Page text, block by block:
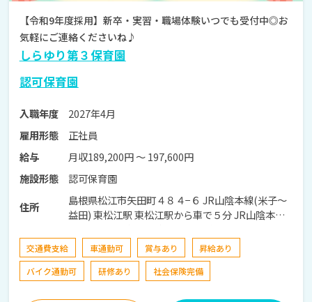
【令和9年度採用】新卒・実習・職場体験いつでも受付中◎お
気軽にご連絡くださいね♪
しらゆり第３保育園
認可保育園
入職年度
2027年4月
雇用形態
正社員
給与
月収189,200円 〜 197,600円
施設形態
認可保育園
住所
島根県松江市矢田町４８４−６ JR山陰本線(米子～
益田) 東松江駅 東松江駅から車で５分 JR山陰本線
交通費支給 車通勤可 賞与あり
昇給あり
バイク通勤可
研修あり 社会保険完備